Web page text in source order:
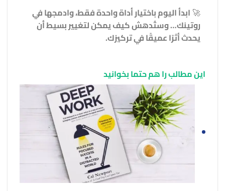
🚀 ابدأ اليوم باختيار أداة واحدة فقط، وادمجها في
روتينك… وستُدهش كيف يمكن لتغيير بسيط أن
يحدث أثرًا عميقًا في تركيزك.
این مطالب را هم حتما بخوانید